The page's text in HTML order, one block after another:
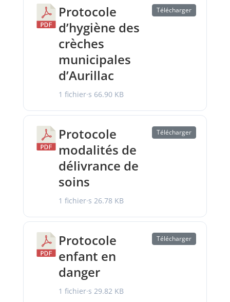
Protocole
d’hygiène des
crèches
municipales
d’Aurillac
1 fichier·s 66.90 KB
Télécharger
Protocole
modalités de
délivrance de
soins
1 fichier·s 26.78 KB
Télécharger
Protocole
enfant en
danger
1 fichier·s 29.82 KB
Télécharger